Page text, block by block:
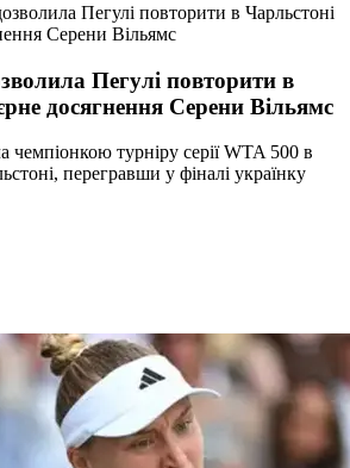
Пегулі повторити в Чарльстоні
Серени Вільямс
Пегулі повторити в
досягнення Серени Вільямс
чемпіонкою турніру серії WTA 500 в
перегравши у фіналі українку